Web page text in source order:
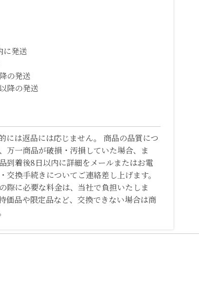
に発送
の発送
降の発送
には返品には応じません。 商品の品質につ
万一商品が破損・汚損していた場合、ま
到着後8日以内に詳細をメールまたはお電
換手続きについてご連絡差し上げます。
際に必要な料金は、当社で負担いたしま
価品や限定品など、交換できない場合は商